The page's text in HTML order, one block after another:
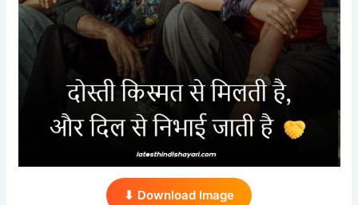
⬇ Download Image